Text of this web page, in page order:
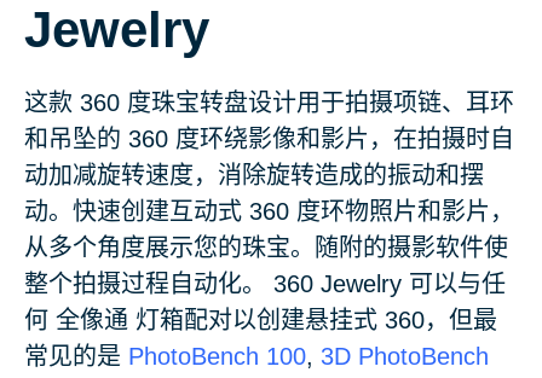
Jewelry
这款 360 度珠宝转盘设计用于拍摄项链、耳环
和吊坠的 360 度环绕影像和影片，在拍摄时自
动加减旋转速度，消除旋转造成的振动和摆
动。快速创建互动式 360 度环物照片和影片，
从多个角度展示您的珠宝。随附的摄影软件使
整个拍摄过程自动化。 360 Jewelry 可以与任
何 全像通 灯箱配对以创建悬挂式 360，但最
常见的是 PhotoBench 100, 3D PhotoBench